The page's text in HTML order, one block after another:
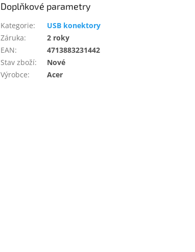
Doplňkové parametry
Kategorie:
USB konektory
Záruka:
2 roky
EAN:
4713883231442
Stav zboží:
Nové
Výrobce: Acer